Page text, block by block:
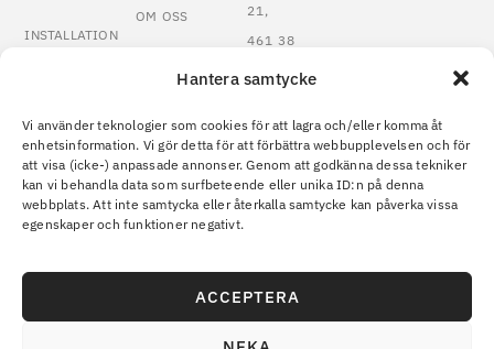
Hantera samtycke
Vi använder teknologier som cookies för att lagra och/eller komma åt
enhetsinformation. Vi gör detta för att förbättra webbupplevelsen och för
att visa (icke-) anpassade annonser. Genom att godkänna dessa tekniker
kan vi behandla data som surfbeteende eller unika ID:n på denna
webbplats. Att inte samtycka eller återkalla samtycke kan påverka vissa
egenskaper och funktioner negativt.
ACCEPTERA
INSTALLATION
KALIBRERING
OPTIMERING &
FELSÖKNING
OM OSS
21,
461 38
TROLLHÄTTAN
PRIVACY STATEMENT
Commons Erkännande-